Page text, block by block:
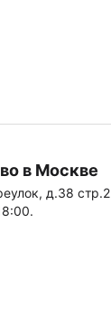
в Москве
д.38 стр.2